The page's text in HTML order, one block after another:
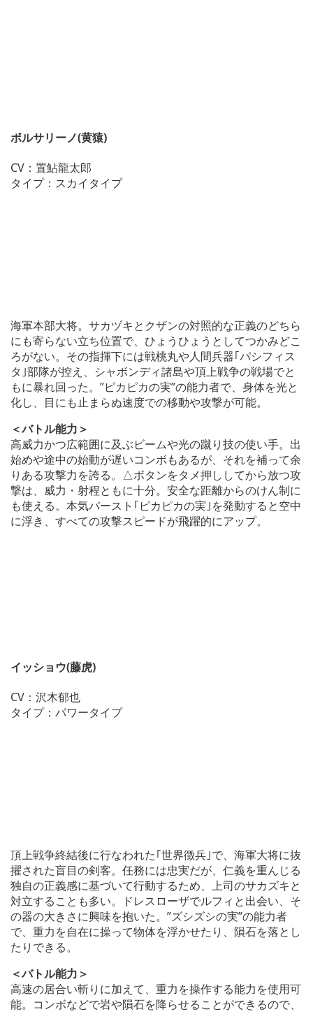
ボルサリーノ(黄猿)
CV：置鮎龍太郎
タイプ：スカイタイプ
海軍本部大将。サカヅキとクザンの対照的な正義のどちら
にも寄らない立ち位置で、ひょうひょうとしてつかみどこ
ろがない。その指揮下には戦桃丸や人間兵器｢パシフィス
タ｣部隊が控え、シャボンディ諸島や頂上戦争の戦場でと
もに暴れ回った。”ピカピカの実”の能力者で、身体を光と
化し、目にも止まらぬ速度での移動や攻撃が可能。
＜バトル能力＞
高威力かつ広範囲に及ぶビームや光の蹴り技の使い手。出
始めや途中の始動が遅いコンボもあるが、それを補って余
りある攻撃力を誇る。△ボタンをタメ押ししてから放つ攻
撃は、威力・射程ともに十分。安全な距離からのけん制に
も使える。本気バースト｢ピカピカの実｣を発動すると空中
に浮き、すべての攻撃スピードが飛躍的にアップ。
イッショウ(藤虎)
CV：沢木郁也
タイプ：パワータイプ
頂上戦争終結後に行なわれた｢世界徴兵｣で、海軍大将に抜
擢された盲目の剣客。任務には忠実だが、仁義を重んじる
独自の正義感に基づいて行動するため、上司のサカズキと
対立することも多い。ドレスローザでルフィと出会い、そ
の器の大きさに興味を抱いた。”ズシズシの実”の能力者
で、重力を自在に操って物体を浮かせたり、隕石を落とし
たりできる。
＜バトル能力＞
高速の居合い斬りに加えて、重力を操作する能力を使用可
能。コンボなどで岩や隕石を降らせることができるので、